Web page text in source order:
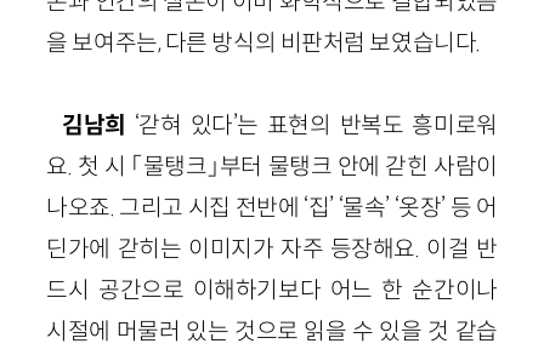
을 보여주는, 다른 방식의 비판처럼 보였습니다.
김남희 ‘갇혀 있다’는 표현의 반복도 흥미로워
요. 첫 시 「물탱크」부터 물탱크 안에 갇힌 사람이
나오죠. 그리고 시집 전반에 ‘집’ ‘물속’ ‘옷장’ 등 어
딘가에 갇히는 이미지가 자주 등장해요. 이걸 반
드시 공간으로 이해하기보다 어느 한 순간이나
시절에 머물러 있는 것으로 읽을 수 있을 것 같습